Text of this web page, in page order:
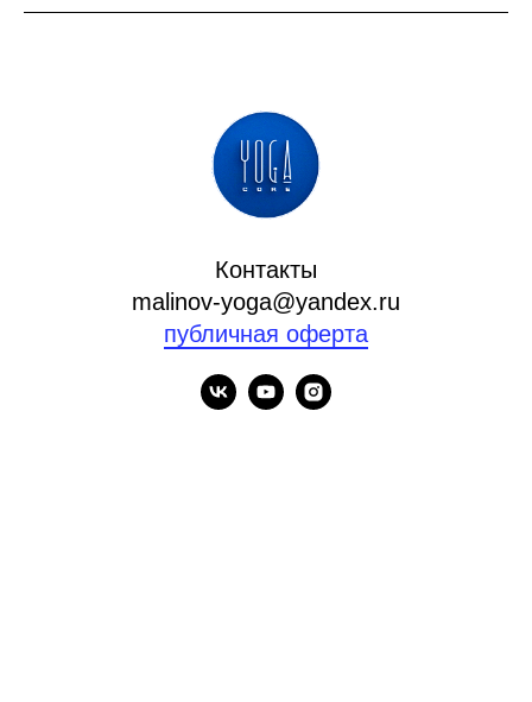
Контакты
malinov-yoga@yandex.ru
публичная оферта